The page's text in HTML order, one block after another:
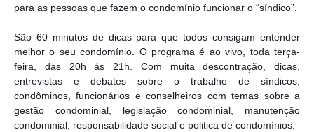
para as pessoas que fazem o condomínio funcionar o “síndico”.
São 60 minutos de dicas para que todos consigam entender
melhor o seu condomínio. O programa é ao vivo, toda terça-
feira, das 20h ás 21h. Com muita descontração, dicas,
entrevistas e debates sobre o trabalho de síndicos,
condôminos, funcionários e conselheiros com temas sobre a
gestão condominial, legislação condominial, manutenção
condominial, responsabilidade social e politica de condomínios.